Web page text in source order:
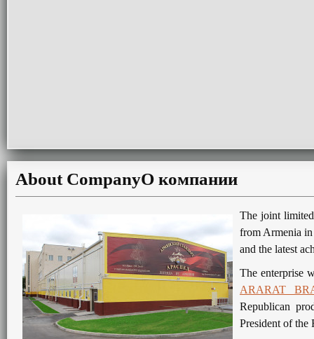
About CompanyО компании
The joint
from Armenia
and the latest
The enterprise
ARARAT
Republican
President of the